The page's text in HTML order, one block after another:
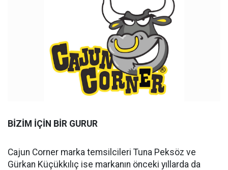
BİZİM İÇİN BİR GURUR
Cajun Corner marka temsilcileri Tuna Peksöz ve
Gürkan Küçükkılıç ise markanın önceki yıllarda da